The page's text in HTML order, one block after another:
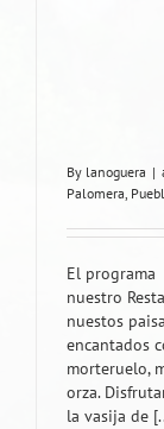
By lanoguera |
Palomera,
El programa
nuestro
nuestos
encantados
morteruelo,
orza.
la vasija de